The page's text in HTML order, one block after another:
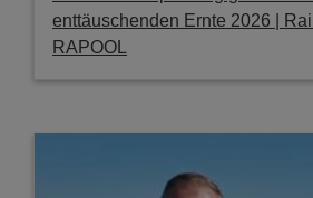
enttäuschenden Ernte 2026 |
RAPOOL